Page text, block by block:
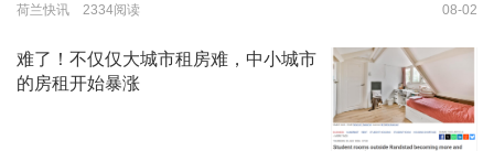
荷兰快讯 2334阅读 08-02
难了！不仅仅大城市租房难，中小城市
的房租开始暴涨